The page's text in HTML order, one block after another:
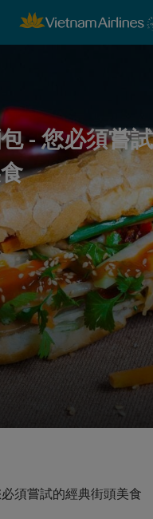
- 您必須嘗
須嘗試的經典街頭美食